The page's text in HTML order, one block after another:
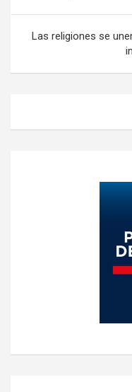
entradas
Las religiones se